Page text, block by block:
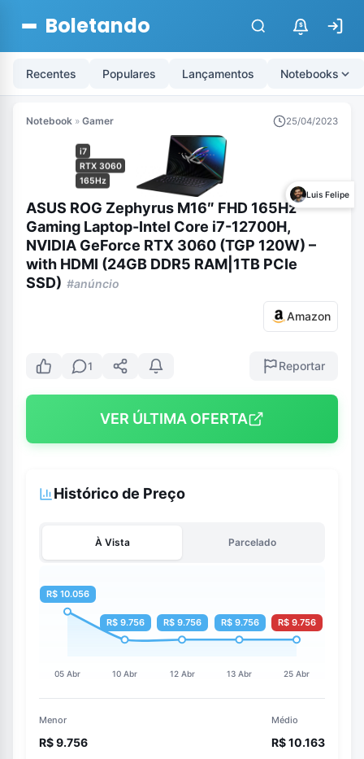
Boletando $
Recentes Populares Lançamentos Notebooks
Notebook » Gamer 25/04/2023
i7
RTX 3060
165Hz
Luis Felipe
ASUS ROG Zephyrus M16″ FHD 165Hz
Gaming Laptop-Intel Core i7-12700H,
NVIDIA GeForce RTX 3060 (TGP 120W) –
with HDMI (24GB DDR5 RAM|1TB PCIe
SSD) #anúncio
Amazon
1 Reportar
VER ÚLTIMA OFERTA
Histórico de Preço
À Vista Parcelado
Menor
R$ 9.756
Médio
R$ 10.163